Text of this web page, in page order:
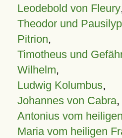
Leodebold von Fleury
Theodor und
Pitrion,
Timotheus und
Wilhelm,
Ludwig Kolumbus,
Johannes von Cabra,
Antonius vom
Maria vom heiligen